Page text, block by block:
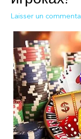
Laisser un